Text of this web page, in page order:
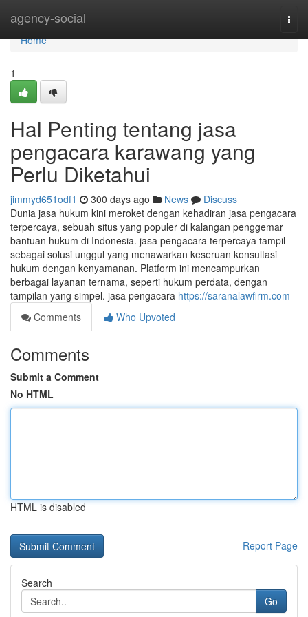
agency-social
Home
Home
1
Hal Penting tentang jasa
pengacara karawang yang
Perlu Diketahui
jimmyd651odf1 300 days ago News
Discuss
Dunia jasa hukum kini meroket dengan kehadiran jasa pengacara
terpercaya, sebuah situs yang populer di kalangan penggemar
bantuan hukum di Indonesia. jasa pengacara terpercaya tampil
sebagai solusi unggul yang menawarkan keseruan konsultasi
hukum dengan kenyamanan. Platform ini mencampurkan
berbagai layanan ternama, seperti hukum perdata, dengan
tampilan yang simpel. jasa pengacara https://saranalawfirm.com
Comments
Who Upvoted
Comments
Submit a Comment
No HTML
HTML is disabled
Report Page
Search
Go